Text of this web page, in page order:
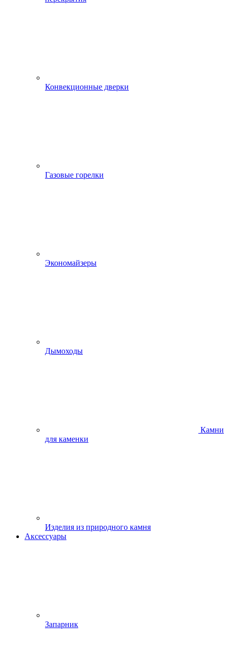
Конвекционные дверки
Газовые горелки
Экономайзеры
Дымоходы
Камни
для каменки
Изделия из природного камня
Аксессуары
Запарник